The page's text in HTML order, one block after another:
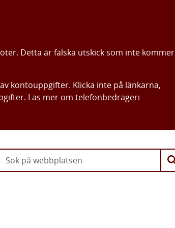
Detta är falska utskick som inte kommer
kontouppgifter. Klicka inte på länkarna,
Läs mer om telefonbedrägeri